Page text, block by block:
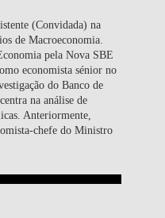
(Convidada) na
de Macroeconomia.
pela Nova SBE
economista sénior no
do Banco de
na análise de
Anteriormente,
chefe do Ministro